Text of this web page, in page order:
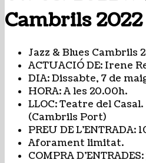
Cambrils 2022
Jazz & Blues Cambrils
ACTUACIÓ DE: Irene
DIA: Dissabte, 7 de
HORA: A les 20.00h.
LLOC: Teatre del
(Cambrils Port)
PREU DE L’ENTRADA:
Aforament limitat.
COMPRA D’ENTRADES: